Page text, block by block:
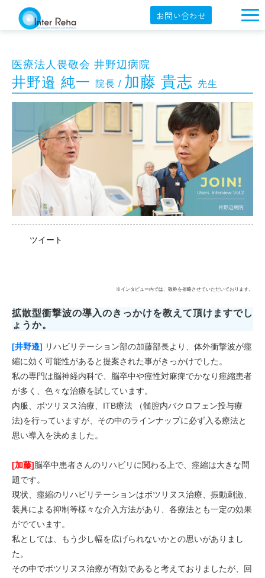
お問い合わせ
製品一覧
展示会・学会
セミナー情報
導入事例
YouTube
オンラインショップ
English
医療法人畏敬会 井野辺病院
井野邉 純一 院長 / 加藤 貴志 先生
ツイート
※インタビュー内では、敬称を省略させていただいております。
拡散型衝撃波の導入のきっかけを教えて頂けますでし
ょうか。
[井野邉] リハビリテーション部の加藤部長より、体外衝撃波が痙
縮に効く可能性があると提案された事がきっかけでした。
私の専門は脳神経内科で、脳卒中や痙性対麻痺でかなり痙縮患者
が多く、色々な治療を試しています。
内服、ボツリヌス治療、ITB療法 （髄腔内バクロフェン投与療
法)を行っていますが、その中のラインナップに必ず入る療法と
思い導入を決めました。
[加藤]脳卒中患者さんのリハビリに関わる上で、痙縮は大きな問
題です。
現状、痙縮のリハビリテーションはボツリヌス治療、振動刺激、
装具による抑制等様々な介入方法があり、各療法とも一定の効果
がでています。
私としては、もう少し幅を広げられないかとの思いがありまし
た。
その中でボツリヌス治療が有効であると考えておりましたが、回